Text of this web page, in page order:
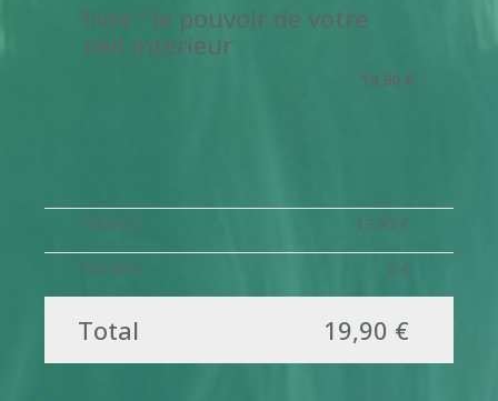
livre : le pouvoir de votre
oeil intérieur
19,90 €
Total HT 19,90 €
TVA (0%) 0 €
Total 19,90 €